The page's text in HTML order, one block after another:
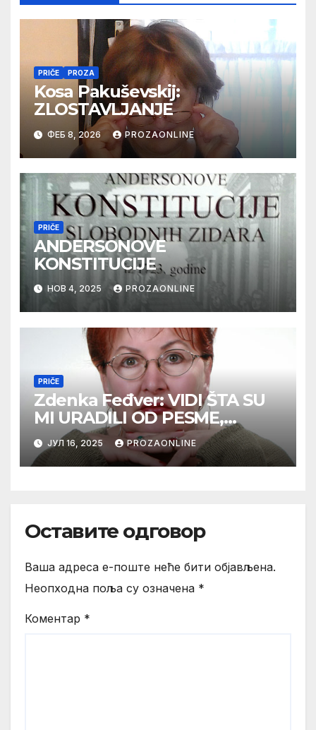
PRIČE PROZA
Kosa Pakuševskij:
ZLOSTAVLJANJE
ФЕБ 8, 2026 PROZAONLINE
PRIČE
ANDERSONOVE
KONSTITUCIJE
НОВ 4, 2025 PROZAONLINE
PRIČE
Zdenka Feđver: VIDI ŠTA SU
MI URADILI OD PESME,
MAMA*
ЈУЛ 16, 2025 PROZAONLINE
Оставите одговор
Ваша адреса е-поште неће бити објављена.
Неопходна поља су означена *
Коментар *